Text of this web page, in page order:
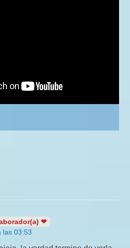
❤
las 03:53